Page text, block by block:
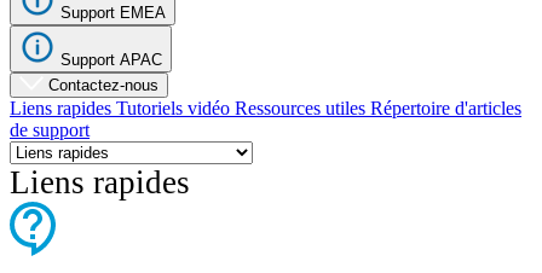
Support EMEA
Support APAC
Contactez-nous
Liens rapides Tutoriels vidéo Ressources utiles Répertoire d'articles
de support
Liens rapides